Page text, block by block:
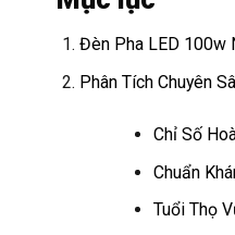
Đèn Pha LED 100w
Phân Tích Chuyên
Chỉ Số
Chuẩn
Tuổi Thọ